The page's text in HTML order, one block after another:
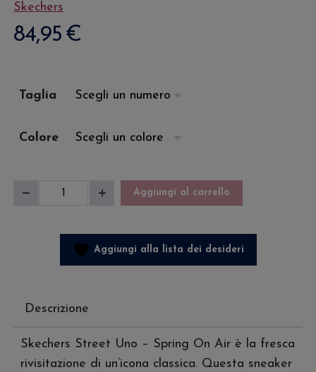
Skechers
84,95 €
Taglia
Colore
Skechers
Fresh
quantità
Aumenta
Aggiungi al carrello
Aggiungi alla lista dei desideri
Descrizione
Skechers Street Uno – Spring On Air è la fresca
rivisitazione di un’icona classica. Questa sneaker